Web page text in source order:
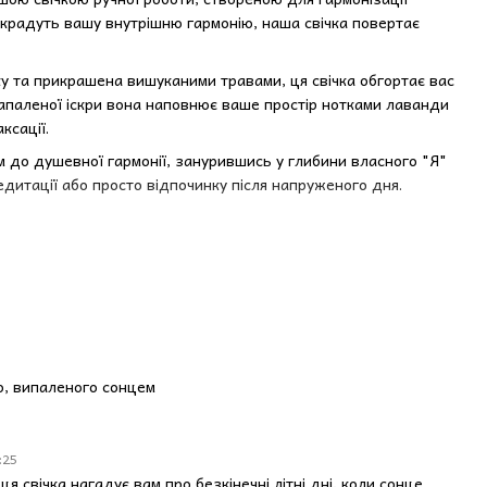
вашу внутрішню гармонію, наша свічка повертає
прикрашена вишуканими травами, ця свічка обгортає вас
іскри вона наповнює ваше простір нотками лаванди
до душевної гармонії, занурившись у глибини власного "Я"
або просто відпочинку після напруженого дня.
яке ідеально поєднується з іншими свічками для
медитації або релаксації. Відчуйте силу мистецтва свічок
новим, неповторним способом.
випаленого сонцем